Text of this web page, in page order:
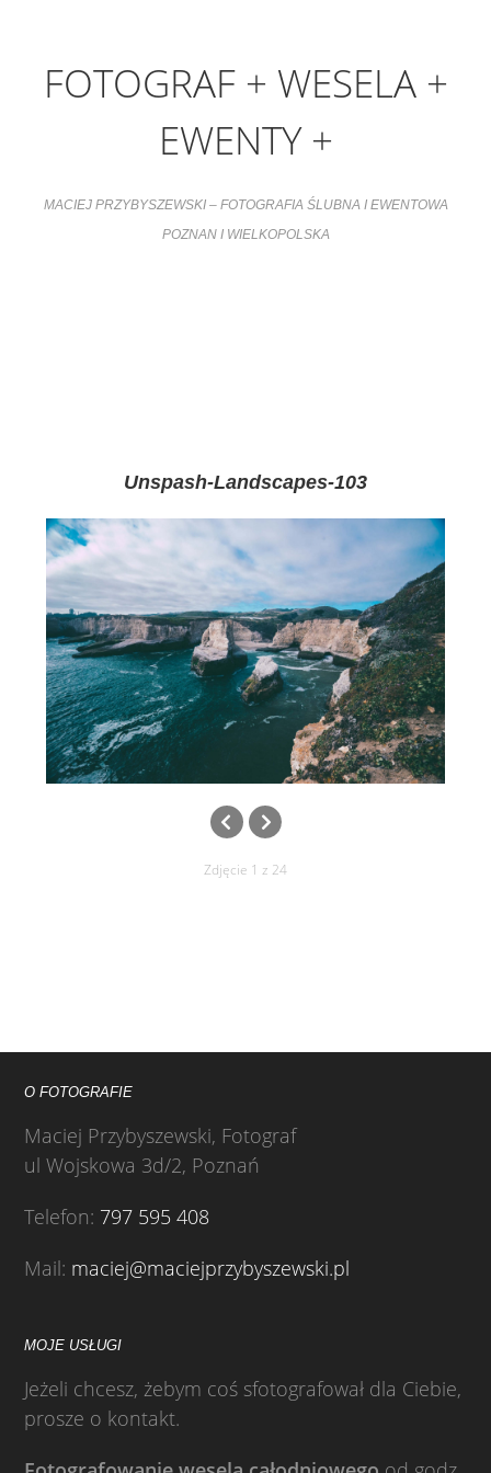
FOTOGRAF + WESELA +
EWENTY +
MACIEJ PRZYBYSZEWSKI – FOTOGRAFIA ŚLUBNA I EWENTOWA
POZNAN I WIELKOPOLSKA
Unspash-Landscapes-103
Zdjęcie 1 z 24
O FOTOGRAFIE
Maciej Przybyszewski, Fotograf
ul Wojskowa 3d/2, Poznań
Telefon: 797 595 408
Mail: maciej@maciejprzybyszewski.pl
MOJE USŁUGI
Jeżeli chcesz, żebym coś sfotografował dla Ciebie,
prosze o kontakt.